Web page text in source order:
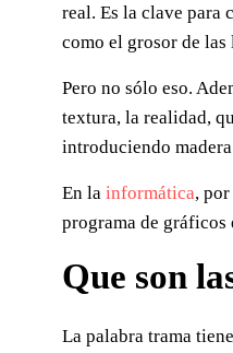
real. Es la clave para
como el grosor de
Pero no sólo eso.
textura, la realidad,
introduciendo
En la informática,
programa de gráficos
Que son
La palabra trama